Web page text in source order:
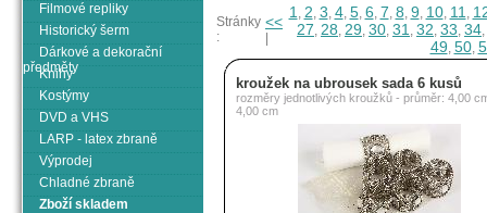
Stránky
:
<<
1, 2, 3, 4, 5, 6, 7, 8, 9, 10, 11,
27, 28, 29, 30, 31 , 32, 33, 34,
49, 50,
kroužek na ubrousek sada 6 kusů
rozměry jednotlivých kroužků - průměr: 4,00
4,00 cm
Filmové repliky
Historický šerm
Dárkové a dekorační
předměty
Knihy
Kostýmy
DVD a VHS
LARP - latex zbraně
Výprodej
Chladné zbraně
Zboží skladem